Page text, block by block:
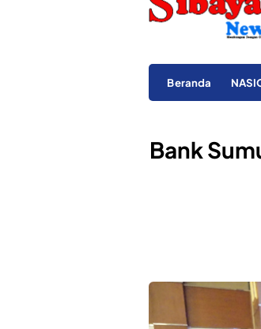
Beranda
Bank